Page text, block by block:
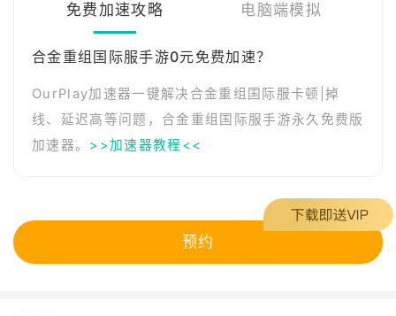
免费加速攻略 电脑端模拟
合金重组国际服手游0元免费加速？
OurPlay加速器一键解决合金重组国际服卡顿|掉
线、延迟高等问题，合金重组国际服手游永久免费版
加速器。 >>加速器教程<<
预约